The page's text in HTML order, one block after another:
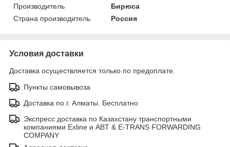
Производитель
Бирюса
Страна производитель
Россия
Условия доставки
Доставка осуществляется только по предоплате.
Пункты самовывоза
Доставка по г. Алматы. Бесплатно
Экспресс доставка по Казахстану транспортными
компаниями Exline и ABT & E-TRANS FORWARDING
COMPANY